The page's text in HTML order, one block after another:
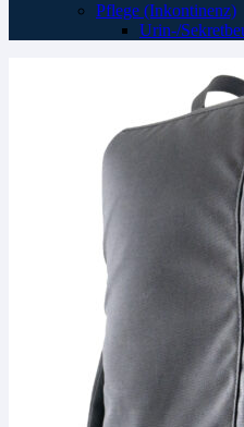
Pflege (Inkontinenz)
Urin-/